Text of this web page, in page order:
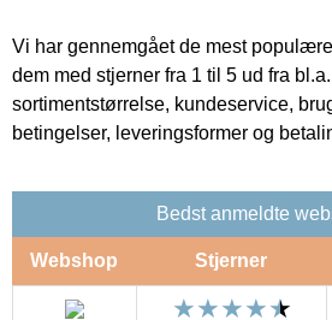
Vi har gennemgået de mest
dem med stjerner fra 1 til 5 ud fra
sortimentstørrelse, kundeservice,
betingelser, leveringsformer og
Bedst anmeldte
Webshop Stjerner